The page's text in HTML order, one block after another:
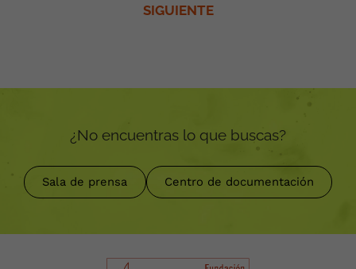
SIGUIENTE
¿No encuentras lo que buscas?
Sala de prensa Centro de documentación